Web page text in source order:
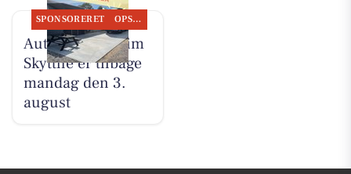
SPONSORERET OPSLAGSTAVLEN
Autotekniker Kim
Skytthe er tilbage
mandag den 3.
august